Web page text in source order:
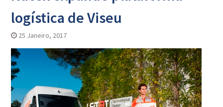
logística de Viseu
25 Janeiro, 2017